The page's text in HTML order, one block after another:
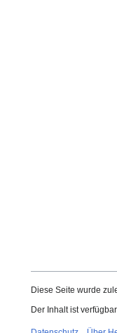
Diese Seite wurde
Der Inhalt ist